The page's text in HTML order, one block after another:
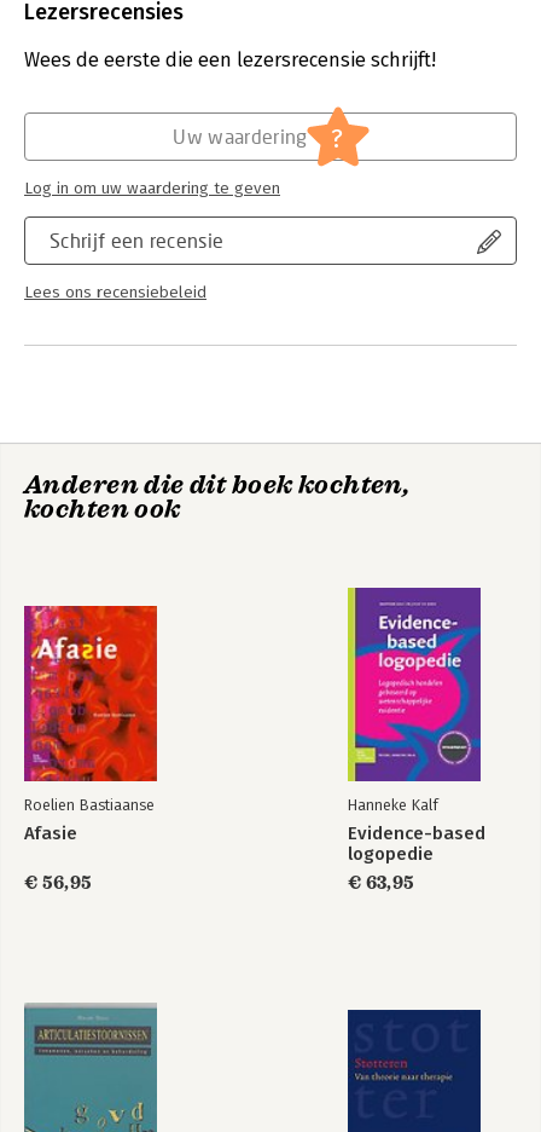
ethische aspecten van kauw en slikstoornissen behandeld.
Uitgever:
Verschijningsdatum:
20-8-2015
Lezersrecensies
Wees de eerste die een lezersrecensie schrijft!
Schrijf een recensie
Lees ons recensiebeleid
Uw waardering ?
Log in om uw waardering te geven
Anderen die dit boek kochten,
kochten ook
Roelien Bastiaanse
Afasie
€ 56,95
Hanneke Kalf
Evidence-based
logopedie
€ 63,95